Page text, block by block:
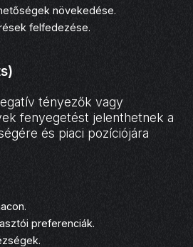
növekedése.
felfedezése.
tényezők vagy
fenyegetést jelenthetnek a
és piaci pozíciójára
preferenciák.